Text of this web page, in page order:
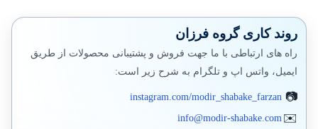
روند کاری گروه فرزان
راه های ارتباطی با ما جهت فروش و پشتیبانی محصولات از طریق
ایمیل، واتس اپ و تلگرام به شرح زیر است:
instagram.com/modir_shabake_farzan
info@modir-shabake.com